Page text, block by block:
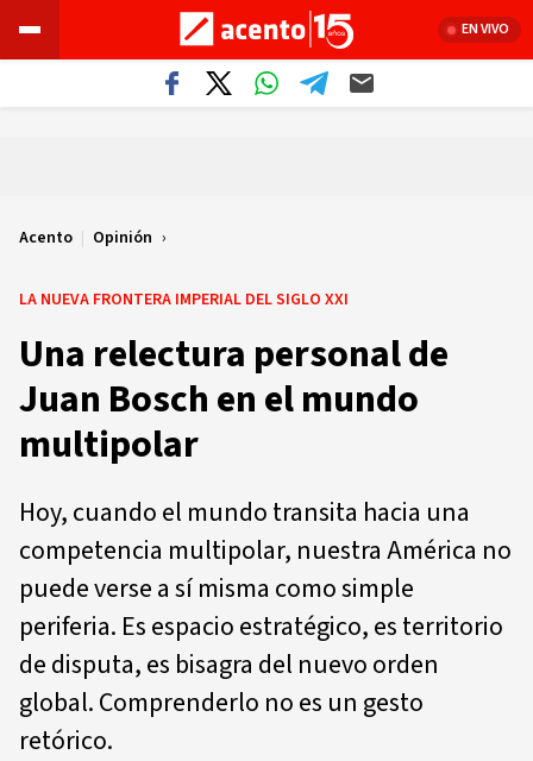
EN VIVO
Acento | Opinión
LA NUEVA FRONTERA IMPERIAL DEL SIGLO XXI
Una relectura personal de
Juan Bosch en el mundo
multipolar
Hoy, cuando el mundo transita hacia una
competencia multipolar, nuestra América no
puede verse a sí misma como simple
periferia. Es espacio estratégico, es territorio
de disputa, es bisagra del nuevo orden
global. Comprenderlo no es un gesto
retórico.